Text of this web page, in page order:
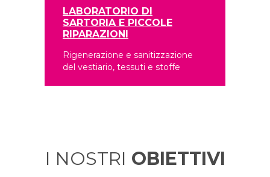
LABORATORIO DI
SARTORIA E PICCOLE
RIPARAZIONI
Rigenerazione e sanitizzazione
del vestiario, tessuti e stoffe
I NOSTRI OBIETTIVI